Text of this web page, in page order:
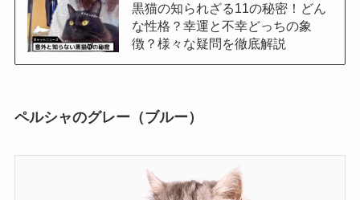
黒猫の知られざる11の秘密！どん
な性格？幸運と不幸どっちの象
徴？様々な疑問を徹底解説
ペルシャのグレー（ブルー）